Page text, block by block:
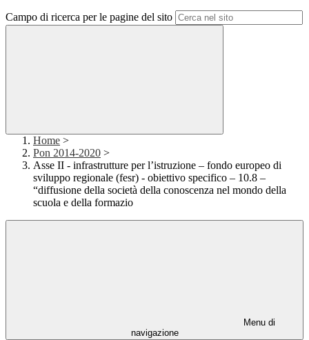
Campo di ricerca per le pagine del sito
Home >
Pon 2014-2020 >
Asse II - infrastrutture per l’istruzione – fondo europeo di
sviluppo regionale (fesr) - obiettivo specifico – 10.8 –
“diffusione della società della conoscenza nel mondo della
scuola e della formazio
Menu di
navigazione